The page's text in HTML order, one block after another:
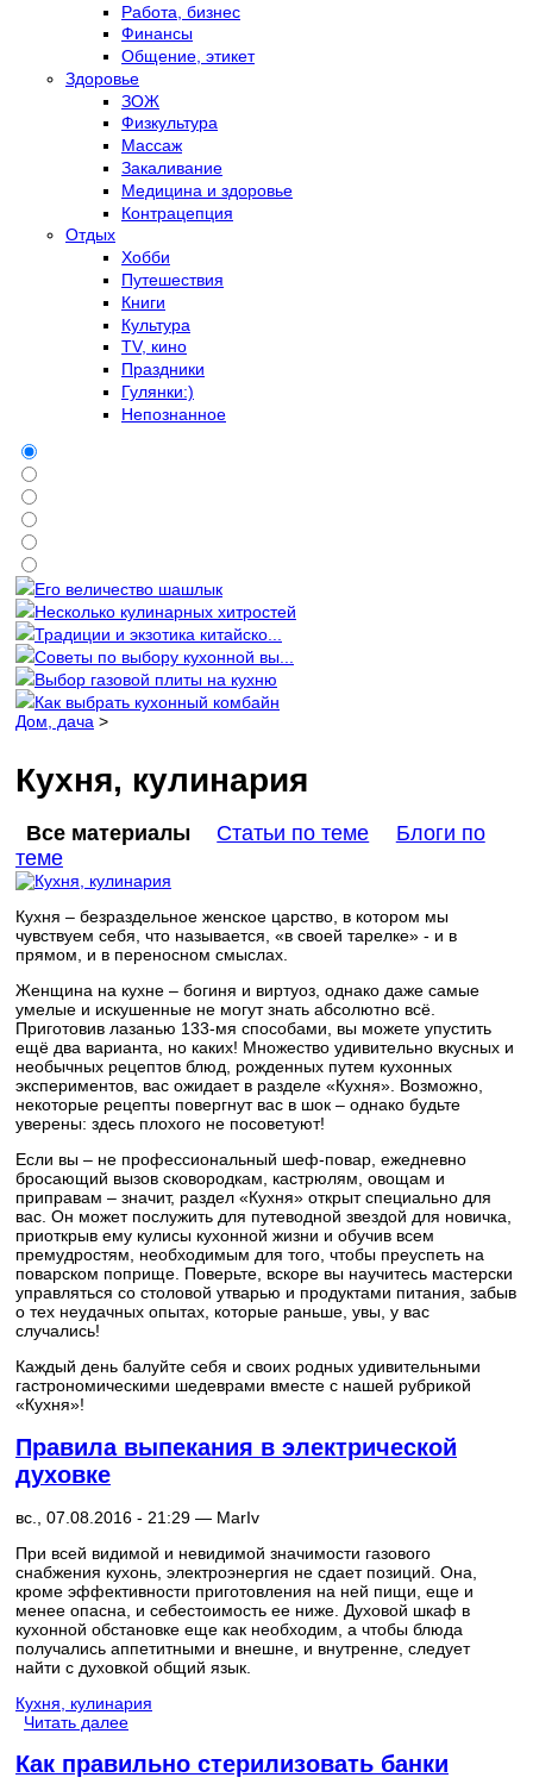
Работа, бизнес
Финансы
Общение, этикет
Здоровье
ЗОЖ
Физкультура
Массаж
Закаливание
Медицина и здоровье
Контрацепция
Отдых
Хобби
Путешествия
Книги
Культура
TV, кино
Праздники
Гулянки:)
Непознанное
Его величество шашлык
Несколько кулинарных хитростей
Традиции и экзотика китайско...
Советы по выбору кухонной вы...
Выбор газовой плиты на кухню
Как выбрать кухонный комбайн
Дом, дача >
Кухня, кулинария
Все материалы Статьи по теме
Блоги по
теме
Кухня – безраздельное женское царство, в котором мы
чувствуем себя, что называется, «в своей тарелке» - и в
прямом, и в переносном смыслах.
Женщина на кухне – богиня и виртуоз, однако даже самые
умелые и искушенные не могут знать абсолютно всё.
Приготовив лазанью 133-мя способами, вы можете упустить
ещё два варианта, но каких! Множество удивительно вкусных и
необычных рецептов блюд, рожденных путем кухонных
экспериментов, вас ожидает в разделе «Кухня». Возможно,
некоторые рецепты повергнут вас в шок – однако будьте
уверены: здесь плохого не посоветуют!
Если вы – не профессиональный шеф-повар, ежедневно
бросающий вызов сковородкам, кастрюлям, овощам и
приправам – значит, раздел «Кухня» открыт специально для
вас. Он может послужить для путеводной звездой для новичка,
приоткрыв ему кулисы кухонной жизни и обучив всем
премудростям, необходимым для того, чтобы преуспеть на
поварском поприще. Поверьте, вскоре вы научитесь мастерски
управляться со столовой утварью и продуктами питания, забыв
о тех неудачных опытах, которые раньше, увы, у вас
случались!
Каждый день балуйте себя и своих родных удивительными
гастрономическими шедеврами вместе с нашей рубрикой
«Кухня»!
Правила выпекания в электрической
духовке
вс., 07.08.2016 - 21:29 — MarIv
При всей видимой и невидимой значимости газового
снабжения кухонь, электроэнергия не сдает позиций. Она,
кроме эффективности приготовления на ней пищи, еще и
менее опасна, и себестоимость ее ниже. Духовой шкаф в
кухонной обстановке еще как необходим, а чтобы блюда
получались аппетитными и внешне, и внутренне, следует
найти с духовкой общий язык.
Кухня, кулинария
Читать далее
Как правильно стерилизовать банки